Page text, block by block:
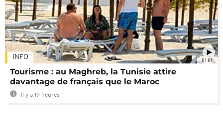
01:01
INFO
Tourisme : au Maghreb, la Tunisie attire
davantage de français que le Maroc
Il y a 19 heures